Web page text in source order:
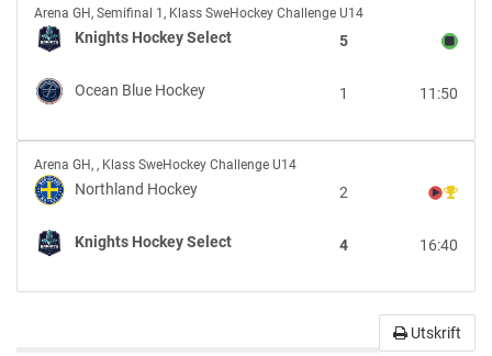
Knights
Hockey
Select
vs
Ocean
Hockey
Arena GH, Semifinal 1, Klass SweHockey Challenge U14
Knights Hockey Select 5
Ocean Blue Hockey 11:50
1
Northland
Hockey
vs
Knights
Hockey
Arena GH, , Klass SweHockey Challenge U14
Northland Hockey 2
Knights Hockey Select 16:40
4
Utskrift